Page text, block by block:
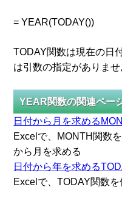
= YEAR(TODAY())
TODAY関数は現在の日
は引数の指定がありませ
YEAR関数の関連ペー
日付から月を求める
Excelで、MONTH関数
から月を求める
日付から年を求める
Excelで、TODAY関数